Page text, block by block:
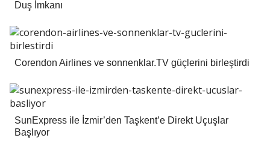
Duş İmkanı
Corendon Airlines ve sonnenklar.TV güçlerini birleştirdi
SunExpress ile İzmir’den Taşkent’e Direkt Uçuşlar
Başlıyor